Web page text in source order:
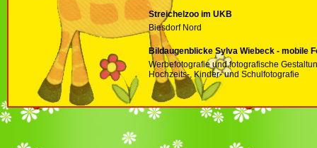
Streichelzoo im UKB
Biesdorf Nord
Bildaugenblicke Sylva Wiebeck - mobile
Werbefotografie und fotografische
Hochzeits-, Kinder- und Schulfotografie